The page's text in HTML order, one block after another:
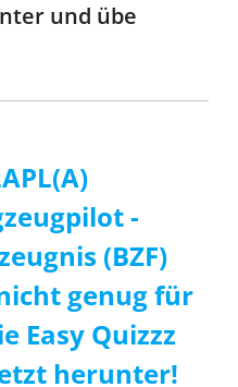
und übe
-
(BZF)
genug für
Easy Quizzz
herunter!